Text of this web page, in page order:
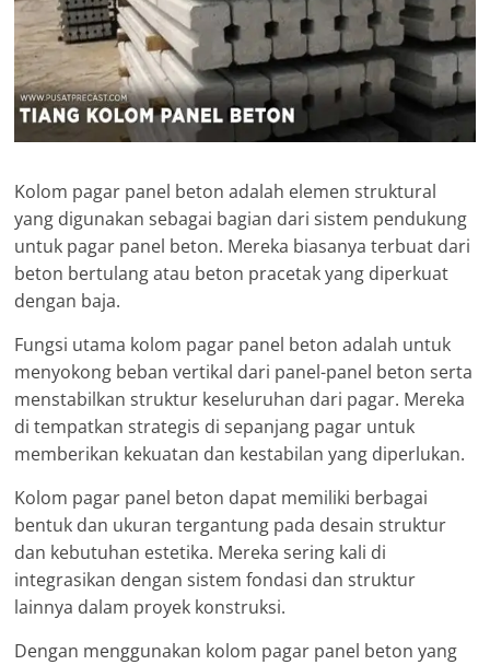
Kolom pagar panel beton adalah elemen struktural
yang digunakan sebagai bagian dari sistem pendukung
untuk pagar panel beton. Mereka biasanya terbuat dari
beton bertulang atau beton pracetak yang diperkuat
dengan baja.
Fungsi utama kolom pagar panel beton adalah untuk
menyokong beban vertikal dari panel-panel beton serta
menstabilkan struktur keseluruhan dari pagar. Mereka
di tempatkan strategis di sepanjang pagar untuk
memberikan kekuatan dan kestabilan yang diperlukan.
Kolom pagar panel beton dapat memiliki berbagai
bentuk dan ukuran tergantung pada desain struktur
dan kebutuhan estetika. Mereka sering kali di
integrasikan dengan sistem fondasi dan struktur
lainnya dalam proyek konstruksi.
Dengan menggunakan kolom pagar panel beton yang